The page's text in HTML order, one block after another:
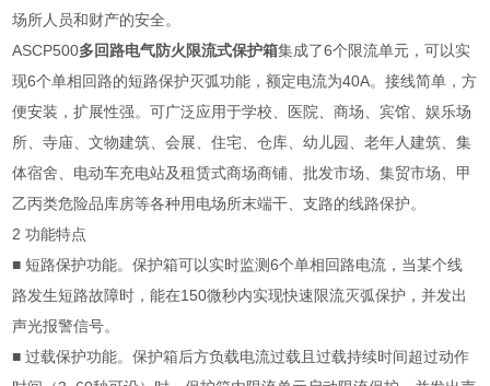
场所人员和财产的安全。
ASCP500多回路电气防火限流式保护箱集成了6个限流单元，可以实
现6个单相回路的短路保护灭弧功能，额定电流为40A。接线简单，方
便安装，扩展性强。可广泛应用于学校、医院、商场、宾馆、娱乐场
所、寺庙、文物建筑、会展、住宅、仓库、幼儿园、老年人建筑、集
体宿舍、电动车充电站及租赁式商场商铺、批发市场、集贸市场、甲
乙丙类危险品库房等各种用电场所末端干、支路的线路保护。
2 功能特点
■ 短路保护功能。保护箱可以实时监测6个单相回路电流，当某个线
路发生短路故障时，能在150微秒内实现快速限流灭弧保护，并发出
声光报警信号。
■ 过载保护功能。保护箱后方负载电流过载且过载持续时间超过动作